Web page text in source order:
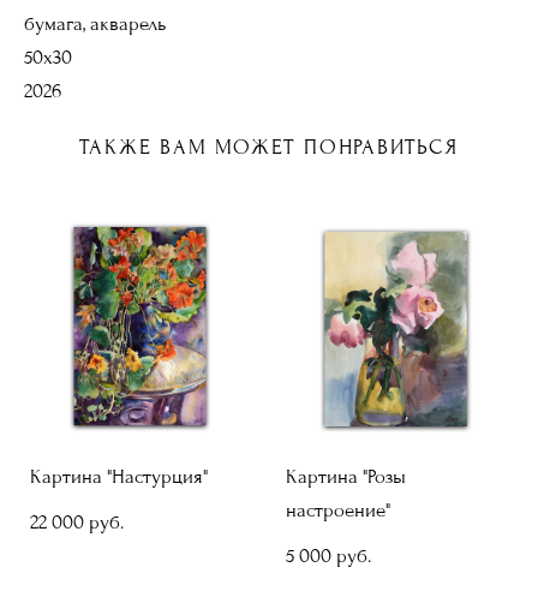
бумага, акварель
50х30
2026
ТАКЖЕ ВАМ МОЖЕТ ПОНРАВИТЬСЯ
Картина "Настурция"
22 000 pуб.
Картина "Розы
настроение"
5 000 pуб.